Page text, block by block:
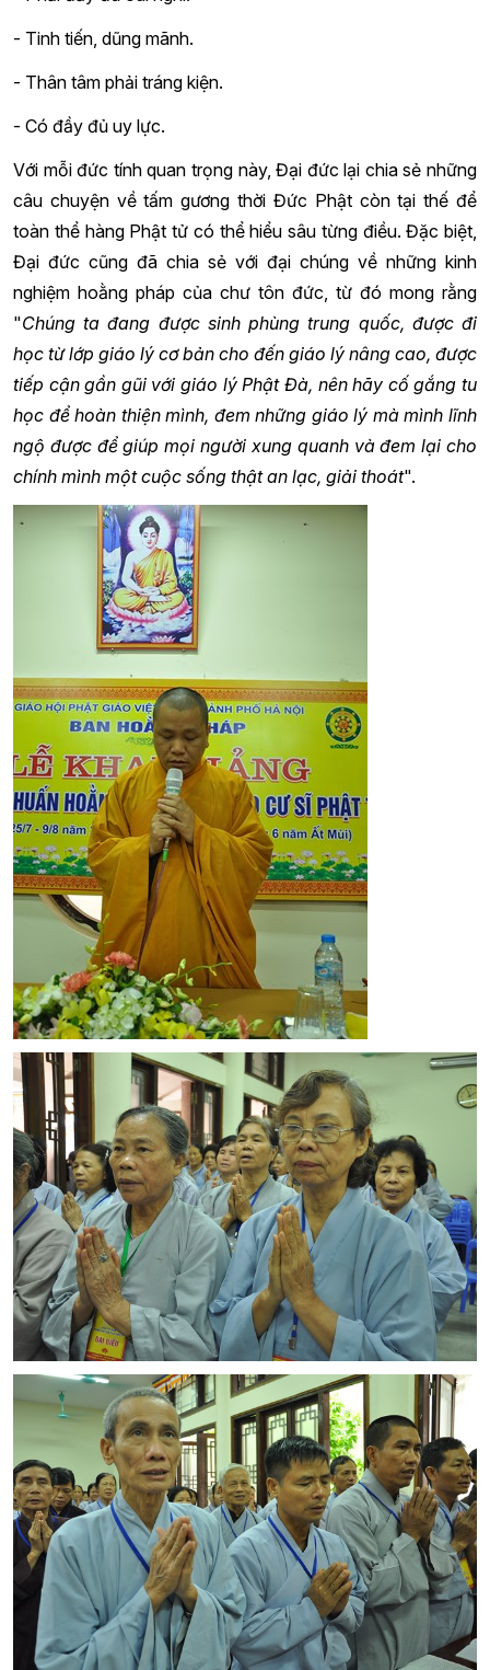
- Tinh tiến, dũng mãnh.
- Thân tâm phải tráng kiện.
- Có đầy đủ uy lực.
Với mỗi đức tính quan trọng này, Đại đức lại chia sẻ những
câu chuyện về tấm gương thời Đức Phật còn tại thế để
toàn thể hàng Phật tử có thể hiểu sâu từng điều. Đặc biệt,
Đại đức cũng đã chia sẻ với đại chúng về những kinh
nghiệm hoằng pháp của chư tôn đức, từ đó mong rằng
"Chúng ta đang được sinh phùng trung quốc, được đi
học từ lớp giáo lý cơ bản cho đến giáo lý nâng cao, được
tiếp cận gần gũi với giáo lý Phật Đà, nên hãy cố gắng tu
học để hoàn thiện mình, đem những giáo lý mà mình lĩnh
ngộ được để giúp mọi người xung quanh và đem lại cho
chính mình một cuộc sống thật an lạc, giải thoát".